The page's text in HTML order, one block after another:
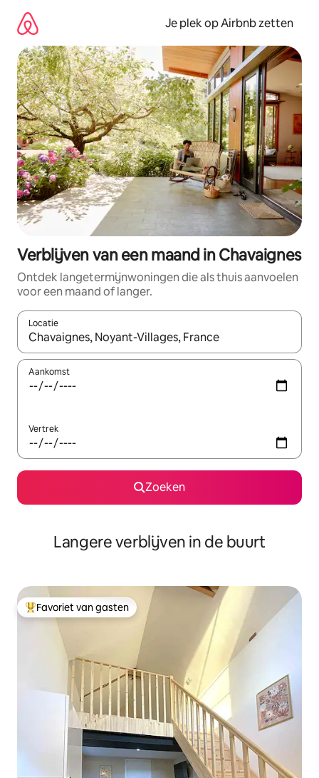
direct
naar
inhoud
Je plek op Airbnb zetten
Verblijven van een maand in Chavaignes
Ontdek langetermijnwoningen die als thuis aanvoelen
voor een maand of langer.
Locatie
Wanneer er resultaten beschikbaar zijn, maak je een keuze
Aankomst
Vertrek
Zoeken
Langere verblijven in de buurt
Topfavoriet van gasten
Favoriet van gasten